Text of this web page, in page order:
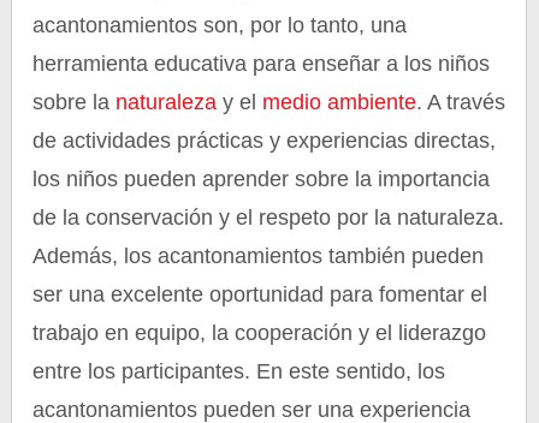
acantonamientos son, por lo tanto, una
herramienta educativa para enseñar a los niños
sobre la naturaleza y el medio ambiente. A través
de actividades prácticas y experiencias directas,
los niños pueden aprender sobre la importancia
de la conservación y el respeto por la naturaleza.
Además, los acantonamientos también pueden
ser una excelente oportunidad para fomentar el
trabajo en equipo, la cooperación y el liderazgo
entre los participantes. En este sentido, los
acantonamientos pueden ser una experiencia